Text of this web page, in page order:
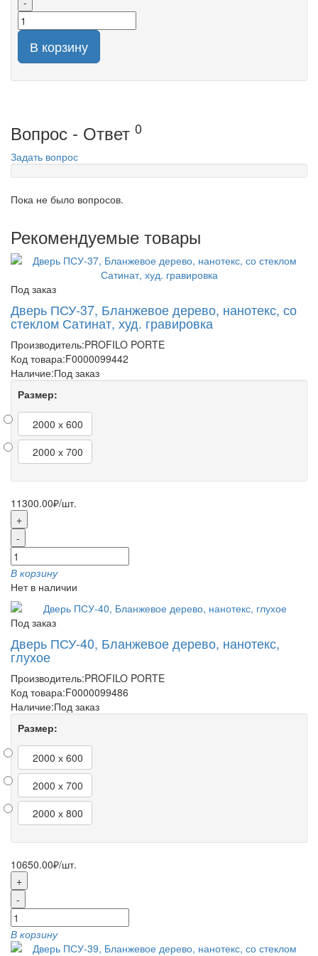
В корзину
Вопрос - Ответ 0
Задать вопрос
Пока не было вопросов.
Рекомендуемые товары
Под заказ
Дверь ПСУ-37, Бланжевое дерево, нанотекс, со
стеклом Сатинат, худ. гравировка
Производитель:PROFILO PORTE
Код товара:F0000099442
Наличие:Под заказ
Размер:
2000 х 600
2000 х 700
11300.00₽/шт.
+
-
В корзину
Нет в наличии
Под заказ
Дверь ПСУ-40, Бланжевое дерево, нанотекс,
глухое
Производитель:PROFILO PORTE
Код товара:F0000099486
Наличие:Под заказ
Размер:
2000 х 600
2000 х 700
2000 х 800
10650.00₽/шт.
+
-
В корзину